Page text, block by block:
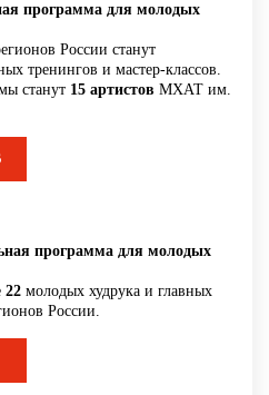
программа для молодых
России станут
тренингов и мастер-классов.
станут 15 артистов МХАТ им.
программа для молодых
22 молодых худрука и главных
России.